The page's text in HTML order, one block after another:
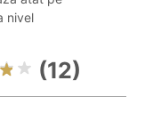
nivel
(12)